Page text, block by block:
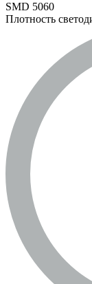
SMD 5060
Плотность